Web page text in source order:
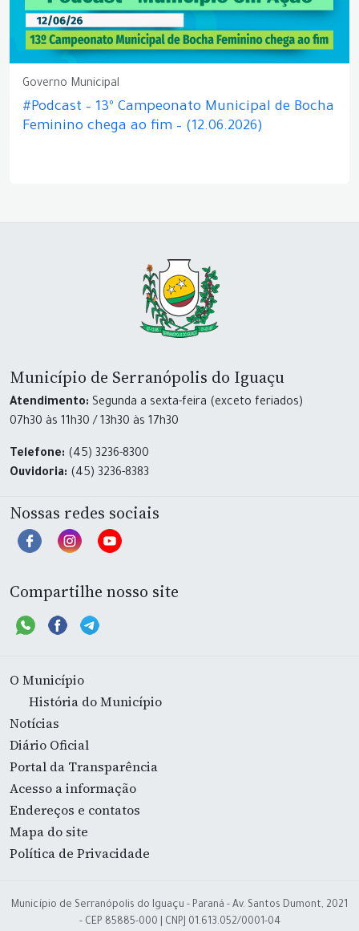
Governo Municipal
#Podcast – 13º Campeonato Municipal de Bocha
Feminino chega ao fim – (12.06.2026)
Município de Serranópolis do Iguaçu
Atendimento: Segunda a sexta-feira (exceto feriados)
07h30 às 11h30 / 13h30 às 17h30
Telefone: (45) 3236-8300
Ouvidoria: (45) 3236-8383
Nossas redes sociais
Compartilhe nosso site
O Município
História do Município
Notícias
Diário Oficial
Portal da Transparência
Acesso a informação
Endereços e contatos
Mapa do site
Política de Privacidade
Município de Serranópolis do Iguaçu - Paraná - Av. Santos Dumont, 2021
- CEP 85885-000 | CNPJ 01.613.052/0001-04